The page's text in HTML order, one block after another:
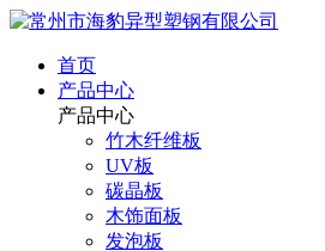
首页
产品中心
产品中心
竹木纤维板
UV板
碳晶板
木饰面板
发泡板